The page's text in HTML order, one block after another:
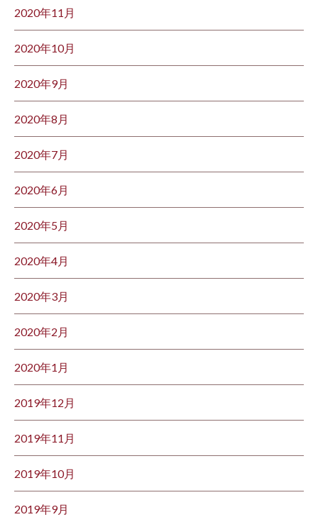
2020年11月
2020年10月
2020年9月
2020年8月
2020年7月
2020年6月
2020年5月
2020年4月
2020年3月
2020年2月
2020年1月
2019年12月
2019年11月
2019年10月
2019年9月